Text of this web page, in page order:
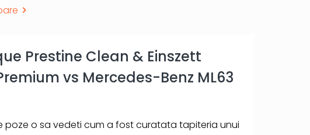
Prestine Clean & Einszett
vs Mercedes-Benz ML63
poze o sa vedeti cum a fost curatata tapiteria unui